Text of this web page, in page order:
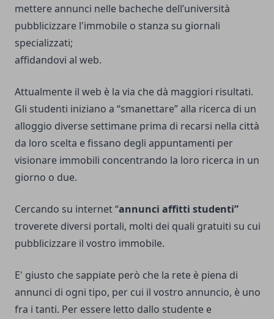
mettere annunci nelle bacheche dell’università
pubblicizzare l'immobile o stanza su giornali
specializzati;
affidandovi al web.
Attualmente il web è la via che dà maggiori risultati.
Gli studenti iniziano a “smanettare” alla ricerca di un
alloggio diverse settimane prima di recarsi nella città
da loro scelta e fissano degli appuntamenti per
visionare immobili concentrando la loro ricerca in un
giorno o due.
Cercando su internet “annunci affitti studenti”
troverete diversi portali, molti dei quali gratuiti su cui
pubblicizzare il vostro immobile.
E' giusto che sappiate però che la rete è piena di
annunci di ogni tipo, per cui il vostro annuncio, è uno
fra i tanti. Per essere letto dallo studente e